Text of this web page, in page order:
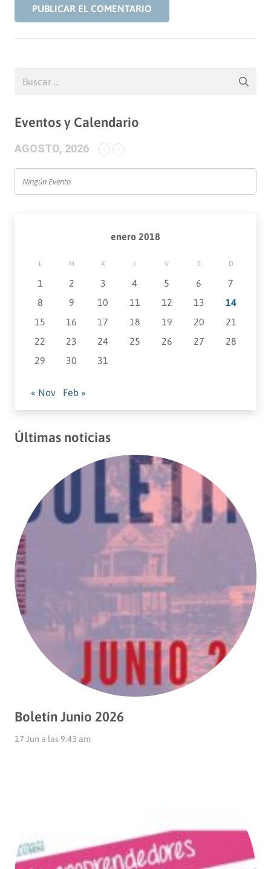
PUBLICAR EL COMENTARIO
Eventos y Calendario
AGOSTO, 2026
Ningún Evento
enero 2018
L M X J V S D
1 2 3 4 5 6
7
8
9 10 11 12 13
14
15
16 17 18 19 20
21
22
23 24 25 26 27
28
29
30 31
« Nov Feb »
Últimas noticias
Boletín Junio 2026
17 Jun a las 9:43 am